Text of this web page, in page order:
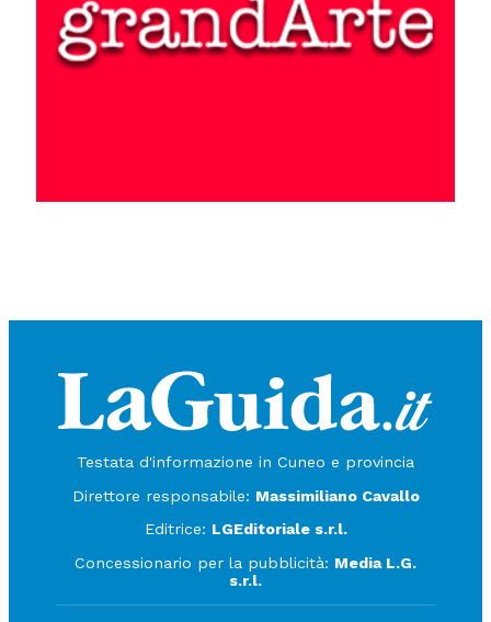
Testata d'informazione in Cuneo e provincia
Direttore responsabile: Massimiliano Cavallo
Editrice: LGEditoriale s.r.l.
Concessionario per la pubblicità: Media L.G.
s.r.l.